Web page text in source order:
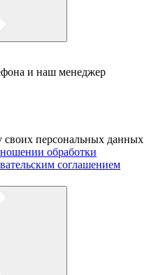
и наш менеджер
своих персональных данных
обработки
соглашением